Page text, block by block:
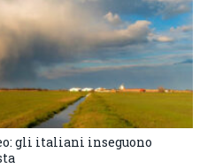
gli italiani inseguono